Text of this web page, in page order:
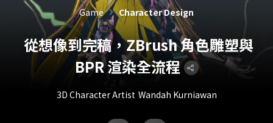
從想像到完稿，ZBrush 角色雕塑與
BPR 渲染全流程
3D Character Artist Wandah Kurniawan
Game Character Design